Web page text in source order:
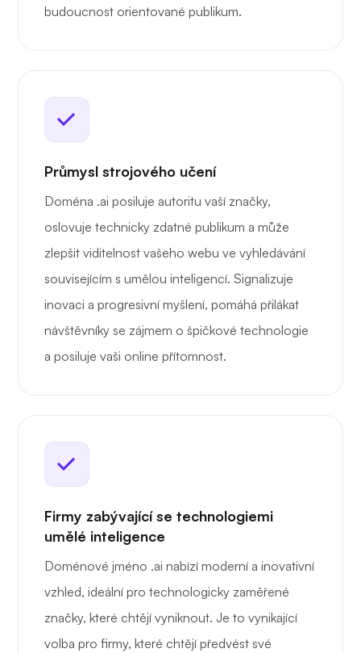
budoucnost orientované publikum.
Průmysl strojového učení
Doména .ai posiluje autoritu vaší značky,
oslovuje technicky zdatné publikum a může
zlepšit viditelnost vašeho webu ve vyhledávání
souvisejícím s umělou inteligencí. Signalizuje
inovaci a progresivní myšlení, pomáhá přilákat
návštěvníky se zájmem o špičkové technologie
a posiluje vaši online přítomnost.
Firmy zabývající se technologiemi
umělé inteligence
Doménové jméno .ai nabízí moderní a inovativní
vzhled, ideální pro technologicky zaměřené
značky, které chtějí vyniknout. Je to vynikající
volba pro firmy, které chtějí předvést své